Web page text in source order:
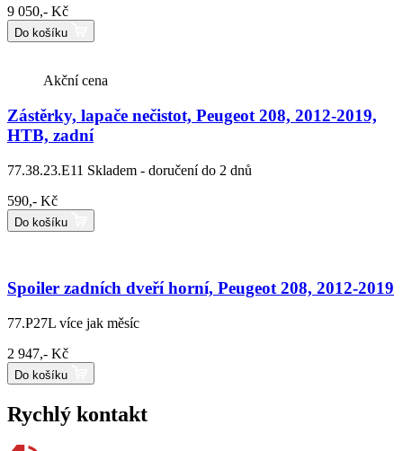
9 050,- Kč
Do košíku
Akční cena
Zástěrky, lapače nečistot, Peugeot 208, 2012-2019,
HTB, zadní
77.38.23.E11 Skladem - doručení do 2 dnů
590,- Kč
Do košíku
Spoiler zadních dveří horní, Peugeot 208, 2012-2019
77.P27L více jak měsíc
2 947,- Kč
Do košíku
Rychlý kontakt